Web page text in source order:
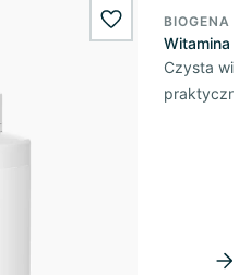
wishlist.add
BIOGENA
Witamina
Czysta